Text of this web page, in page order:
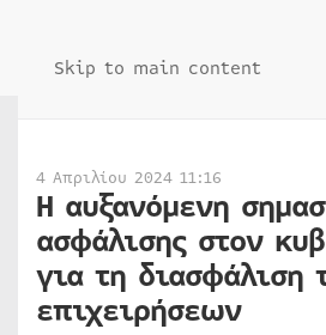
Skip to main content
4 Απριλίου 2024 11:16
Η αυξανόμενη
ασφάλισης στον
για τη διασφάλιση
επιχειρήσεων